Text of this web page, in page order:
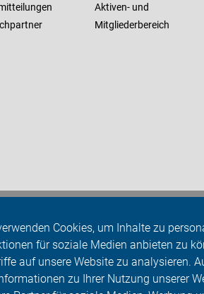
Cookies, um Inhalte zu
für soziale Medien anbieten zu
auf unsere Website zu analysieren.
zu Ihrer Nutzung unserer
Aktiven- und
Mitgliederbereich